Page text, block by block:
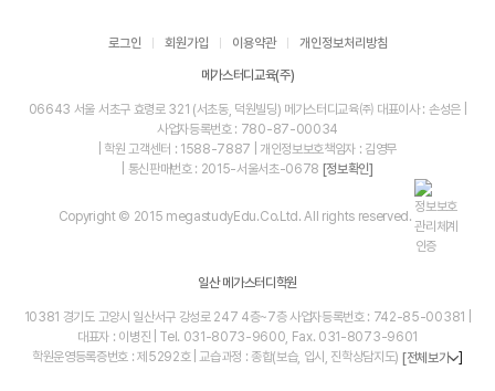
로그인 회원가입 이용약관 개인정보처리방침
메가스터디교육(주)
06643 서울 서초구 효령로 321 (서초동, 덕원빌딩) 메가스터디교육㈜ 대표이사 : 손성은 |
사업자등록번호 : 780-87-00034
| 학원 고객센터 : 1588-7887 | 개인정보보호책임자 : 김영무
| 통신판매번호 : 2015-서울서초-0678 [정보확인]
Copyright © 2015 megastudyEdu.Co.Ltd. All rights reserved.
일산 메가스터디학원
10381 경기도 고양시 일산서구 강성로 247 4층~7층 사업자등록번호 : 742-85-00381 |
대표자 : 이병진 | Tel. 031-8073-9600, Fax. 031-8073-9601
학원운영등록증번호 : 제5292호 | 교습과정 : 종합(보습, 입시, 진학상담지도) [전체보기 ]